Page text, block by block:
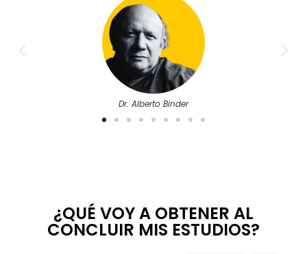
Dr. Alberto Binder
¿QUÉ VOY A OBTENER AL
CONCLUIR MIS ESTUDIOS?